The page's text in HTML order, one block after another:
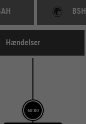
BSH
Hændelser
60:00